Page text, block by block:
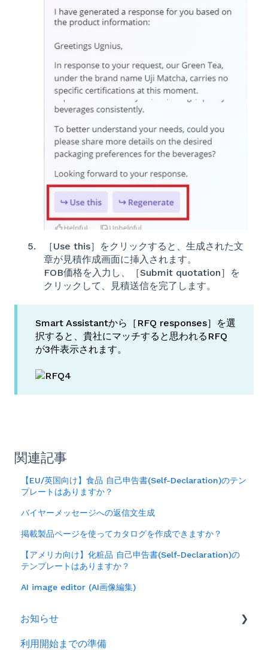
［Use this］をクリックすると、生成された文
章が見積作成画面に挿入されます。
FOB価格を入力し、［Submit quotation］を
クリックして、見積送信を完了します。
Smart Assistantから［RFQ responses］を選
択すると、貴社にマッチすると思われるRFQ
が3件表示されます。
関連記事
【EU/英国向け】食品 自己申告書(Self-Declaration)のテン
プレートはありますか？
バイヤーメッセージへの返信文生成
掲載製品ページを使ってカタログを作成できますか？
【アメリカ向け】化粧品 自己申告書(Self-Declaration)の
テンプレートはありますか？
AI image editor (AI画像編集)
お知らせ
2026年
利用開始までの準備